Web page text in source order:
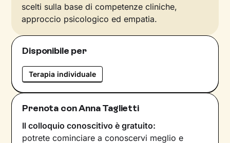
scelti sulla base di competenze cliniche,
approccio psicologico ed empatia.
Disponibile per
Terapia individuale
Prenota con Anna Taglietti
Il colloquio conoscitivo è gratuito:
potrete cominciare a conoscervi meglio e